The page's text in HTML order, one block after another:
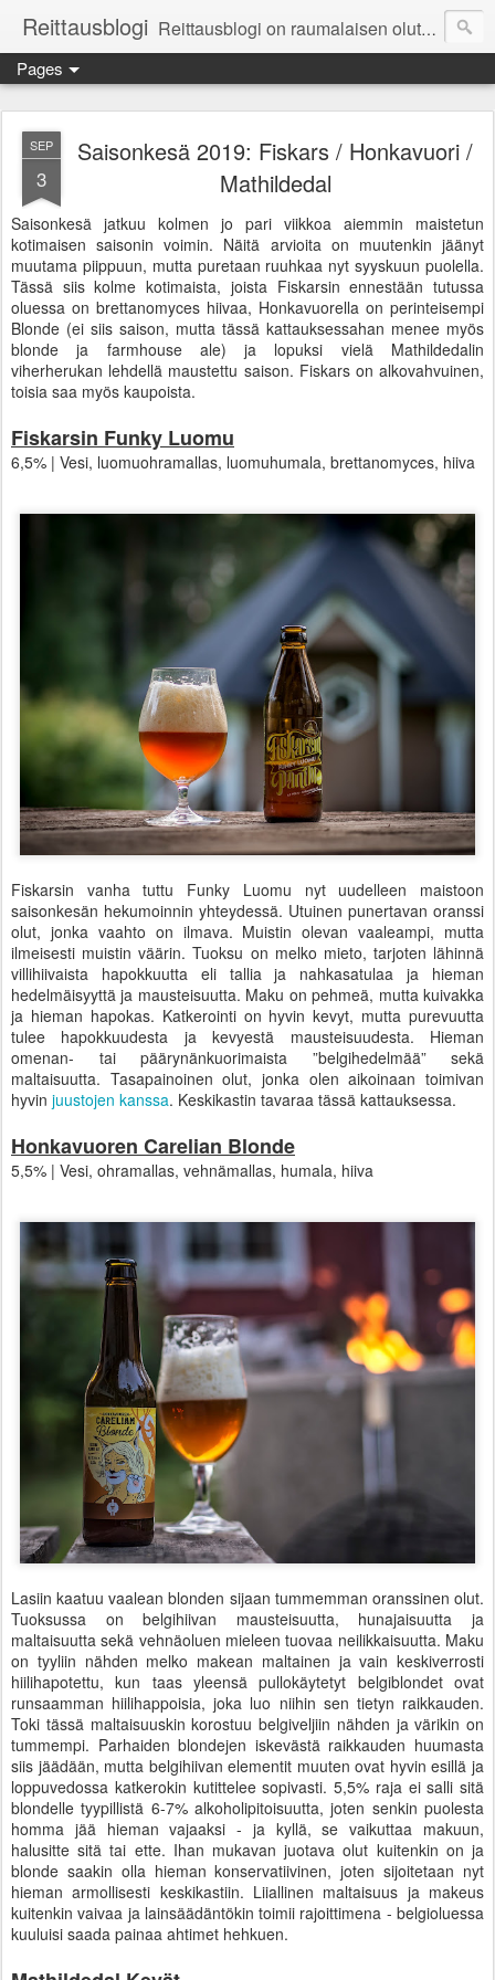
Reittausblogi Reittausblogi on raumalaisen olutharrastajan blogi. Reittaus (rating) tarkoittaa asioiden arvioimista. Reittausblogissa paneudutaan panemisen lopputuotteisiin eli arvioidaan oluita, puolueettomasti.
Pages
SEP
3
Saisonkesä 2019: Fiskars / Honkavuori /
Mathildedal
Saisonkesä jatkuu kolmen jo pari viikkoa aiemmin maistetun
kotimaisen saisonin voimin. Näitä arvioita on muutenkin jäänyt
muutama piippuun, mutta puretaan ruuhkaa nyt syyskuun puolella.
Tässä siis kolme kotimaista, joista Fiskarsin ennestään tutussa
oluessa on brettanomyces hiivaa, Honkavuorella on perinteisempi
Blonde (ei siis saison, mutta tässä kattauksessahan menee myös
blonde ja farmhouse ale) ja lopuksi vielä Mathildedalin
viherherukan lehdellä maustettu saison. Fiskars on alkovahvuinen,
toisia saa myös kaupoista.
Fiskarsin Funky Luomu
6,5% | Vesi, luomuohramallas, luomuhumala, brettanomyces, hiiva
Fiskarsin vanha tuttu Funky Luomu nyt uudelleen maistoon
saisonkesän hekumoinnin yhteydessä. Utuinen punertavan oranssi
olut, jonka vaahto on ilmava. Muistin olevan vaaleampi, mutta
ilmeisesti muistin väärin. Tuoksu on melko mieto, tarjoten lähinnä
villihiivaista hapokkuutta eli tallia ja nahkasatulaa ja hieman
hedelmäisyyttä ja mausteisuutta. Maku on pehmeä, mutta kuivakka
ja hieman hapokas. Katkerointi on hyvin kevyt, mutta purevuutta
tulee hapokkuudesta ja kevyestä mausteisuudesta. Hieman
omenan- tai päärynänkuorimaista ”belgihedelmää” sekä
maltaisuutta. Tasapainoinen olut, jonka olen aikoinaan toimivan
hyvin juustojen kanssa. Keskikastin tavaraa tässä kattauksessa.
Honkavuoren Carelian Blonde
5,5% | Vesi, ohramallas, vehnämallas, humala, hiiva
Lasiin kaatuu vaalean blonden sijaan tummemman oranssinen olut.
Tuoksussa on belgihiivan mausteisuutta, hunajaisuutta ja
maltaisuutta sekä vehnäoluen mieleen tuovaa neilikkaisuutta. Maku
on tyyliin nähden melko makean maltainen ja vain keskiverrosti
hiilihapotettu, kun taas yleensä pullokäytetyt belgiblondet ovat
runsaamman hiilihappoisia, joka luo niihin sen tietyn raikkauden.
Toki tässä maltaisuuskin korostuu belgiveljiin nähden ja värikin on
tummempi. Parhaiden blondejen iskevästä raikkauden huumasta
siis jäädään, mutta belgihiivan elementit muuten ovat hyvin esillä ja
loppuvedossa katkerokin kutittelee sopivasti. 5,5% raja ei salli sitä
blondelle tyypillistä 6-7% alkoholipitoisuutta, joten senkin puolesta
homma jää hieman vajaaksi - ja kyllä, se vaikuttaa makuun,
halusitte sitä tai ette. Ihan mukavan juotava olut kuitenkin on ja
blonde saakin olla hieman konservatiivinen, joten sijoitetaan nyt
hieman armollisesti keskikastiin. Liiallinen maltaisuus ja makeus
kuitenkin vaivaa ja lainsäädäntökin toimii rajoittimena - belgioluessa
kuuluisi saada painaa ahtimet hehkuen.